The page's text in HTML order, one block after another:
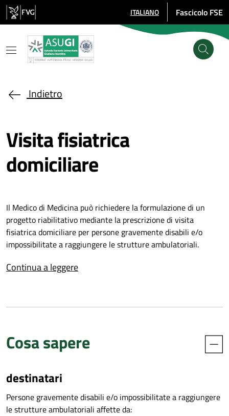
Salta al contenuto principale
SELEZIONE LINGUA: LINGUA
ITALIANO Fascicolo FSE
Indietro
Visita fisiatrica
domiciliare
Il Medico di Medicina può richiedere la formulazione di un
progetto riabilitativo mediante la prescrizione di visita
fisiatrica domiciliare per persone gravemente disabili e/o
impossibilitate a raggiungere le strutture ambulatoriali.
La visita fisiatrica domiciliare può essere richiesta per:
produzione di certificazione medica;
attivazione dell’Equipe Multidisciplinare dell’Handicap.
Continua a leggere
Cosa sapere
destinatari
Persone gravemente disabili e/o impossibilitate a raggiungere
le strutture ambulatoriali affette da: